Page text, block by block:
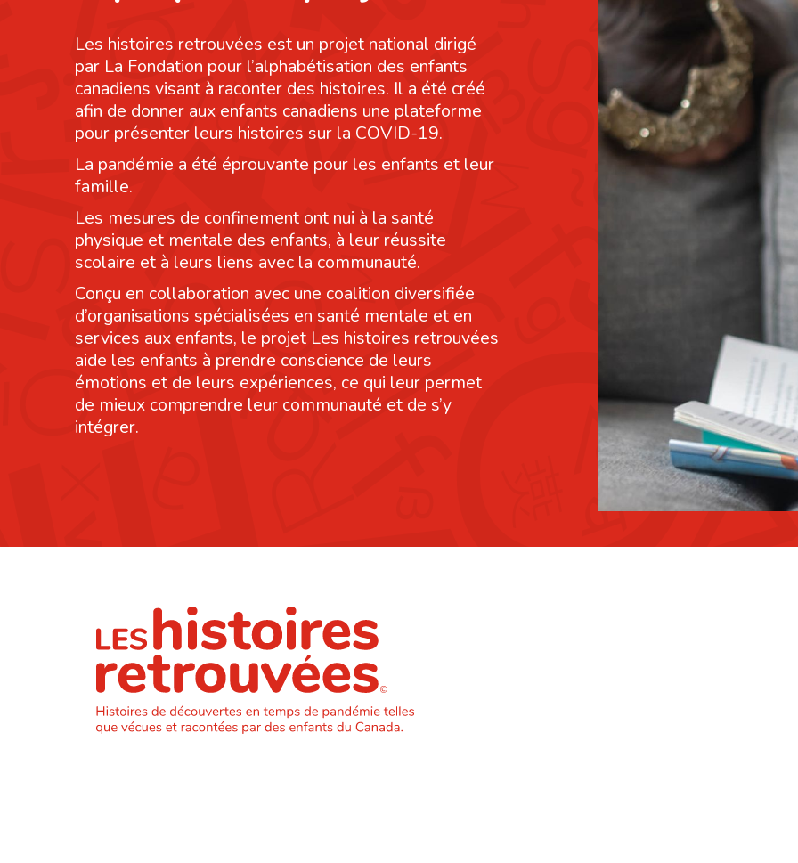
Les histoires retrouvées est un projet national dirigé
par La Fondation pour l’alphabétisation des enfants
canadiens visant à raconter des histoires. Il a été créé
afin de donner aux enfants canadiens une plateforme
pour présenter leurs histoires sur la COVID-19.
La pandémie a été éprouvante pour les enfants et leur
famille.
Les mesures de confinement ont nui à la santé
physique et mentale des enfants, à leur réussite
scolaire et à leurs liens avec la communauté.
Conçu en collaboration avec une coalition diversifiée
d’organisations spécialisées en santé mentale et en
services aux enfants, le projet Les histoires retrouvées
aide les enfants à prendre conscience de leurs
émotions et de leurs expériences, ce qui leur permet
de mieux comprendre leur communauté et de s’y
intégrer.